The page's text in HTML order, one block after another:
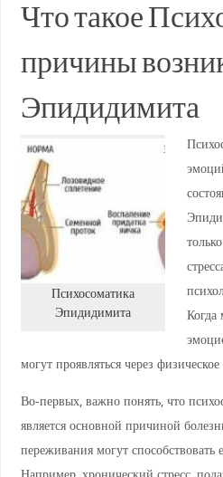
Что такое
причины
Эпидидимита
Психосоматика
Эпидидимита
Когда
могут проявляться через физическое
Во-первых, важно понять, что
является основной причиной
переживания могут